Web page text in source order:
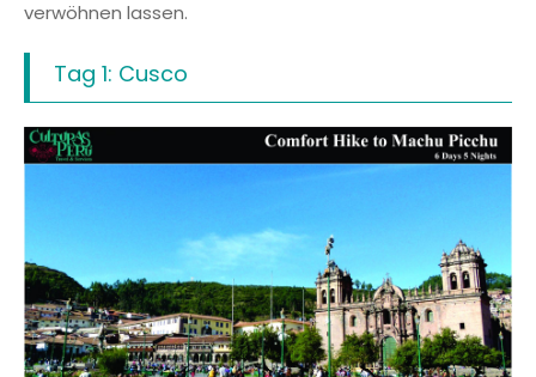
verwöhnen lassen.
Tag 1: Cusco